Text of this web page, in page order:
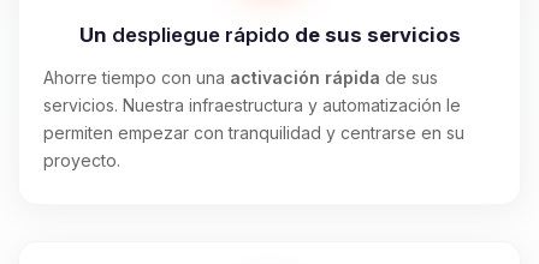
Un despliegue rápido de sus servicios
Ahorre tiempo con una activación rápida de sus
servicios. Nuestra infraestructura y automatización le
permiten empezar con tranquilidad y centrarse en su
proyecto.